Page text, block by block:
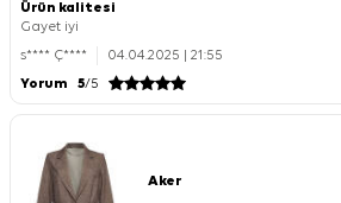
Ürün kalitesi
Gayet iyi
s**** Ç****
04.04.2025 | 21:55
Yorum
5/5
Aker